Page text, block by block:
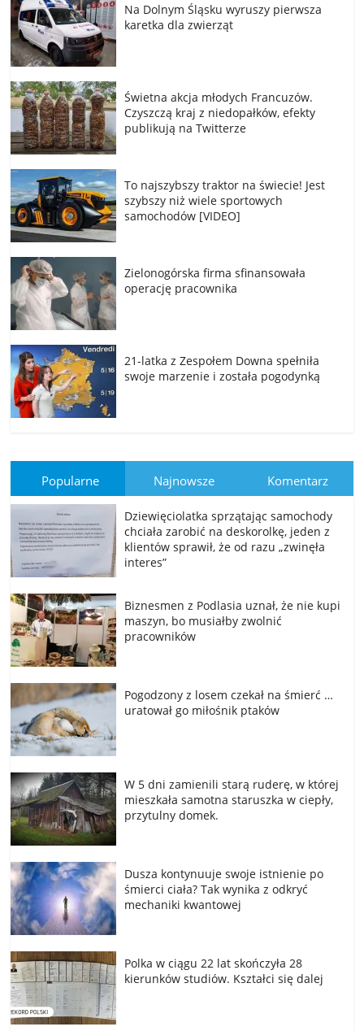
Na Dolnym Śląsku wyruszy pierwsza
karetka dla zwierząt
Świetna akcja młodych Francuzów.
Czyszczą kraj z niedopałków, efekty
publikują na Twitterze
To najszybszy traktor na świecie! Jest
szybszy niż wiele sportowych
samochodów [VIDEO]
Zielonogórska firma sfinansowała
operację pracownika
21-latka z Zespołem Downa spełniła
swoje marzenie i została pogodynką
Popularne Najnowsze Komentarz
Dziewięciolatka sprzątając samochody
chciała zarobić na deskorolkę, jeden z
klientów sprawił, że od razu „zwinęła
interes”
Biznesmen z Podlasia uznał, że nie kupi
maszyn, bo musiałby zwolnić
pracowników
Pogodzony z losem czekał na śmierć …
uratował go miłośnik ptaków
W 5 dni zamienili starą ruderę, w której
mieszkała samotna staruszka w ciepły,
przytulny domek.
Dusza kontynuuje swoje istnienie po
śmierci ciała? Tak wynika z odkryć
mechaniki kwantowej
Polka w ciągu 22 lat skończyła 28
kierunków studiów. Kształci się dalej